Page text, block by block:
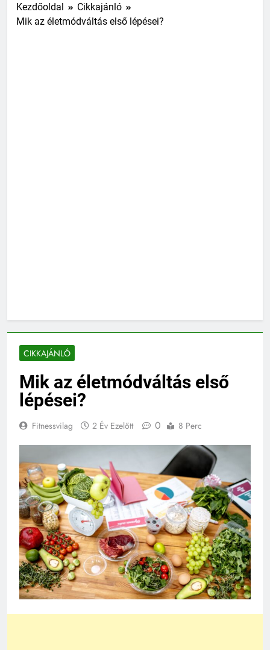
Kezdőoldal
Cikkajánló
Mik az életmódváltás első lépései?
CIKKAJÁNLÓ
Mik az életmódváltás első
lépései?
Fitnessvilag 2 Év Ezelőtt 0 8 Perc